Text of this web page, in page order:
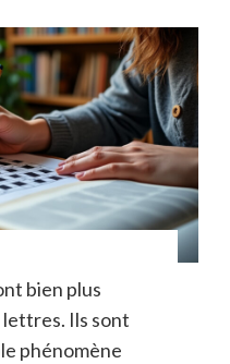
bien plus
lettres. Ils sont
phénomène